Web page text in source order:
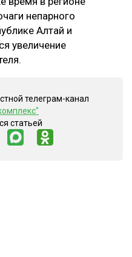
непарного
Алтай и
увеличение
телеграм-канал
статьей